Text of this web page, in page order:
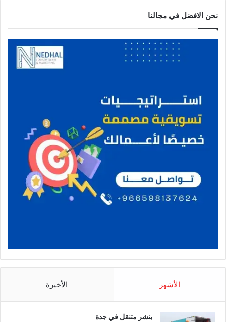
نحن الافضل في مجالنا
الأشهر الأخيرة
بنشر متنقل في جدة